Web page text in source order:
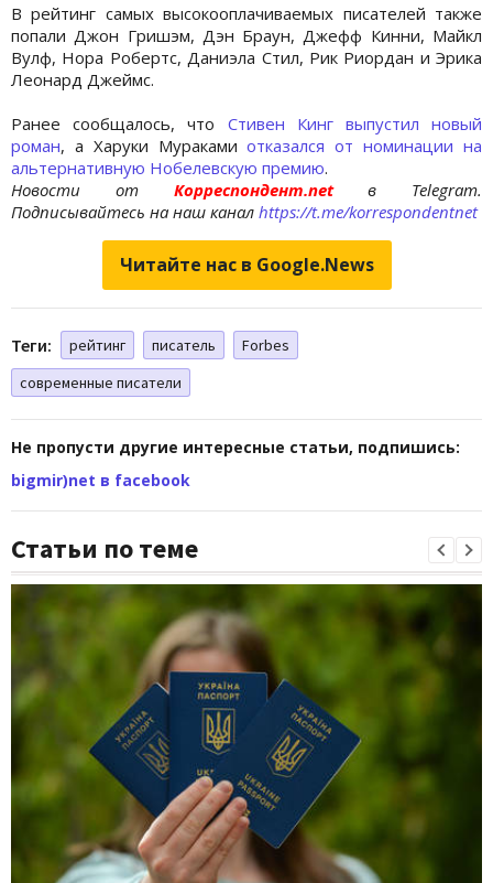
В рейтинг самых высокооплачиваемых писателей также
попали Джон Гришэм, Дэн Браун, Джефф Кинни, Майкл
Вулф, Нора Робертс, Даниэла Стил, Рик Риордан и Эрика
Леонард Джеймс.
Ранее сообщалось, что Стивен Кинг выпустил новый
роман, а Харуки Муракамиотказался от номинации на
альтернативную Нобелевскую премию.
Новости отКорреспондент.netв Telegram.
Подписывайтесь на наш канал https://t.me/korrespondentnet
Читайте нас в Google.News
Теги: рейтинг писатель
Forbes
современные писатели
Не пропусти другие интересные статьи, подпишись:
bigmir)net в facebook
Статьи по теме